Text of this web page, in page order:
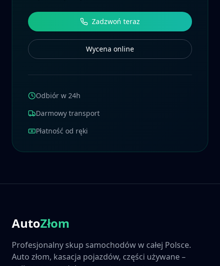
Zadzwoń teraz
Wycena online
Odbiór w 24h
Darmowy transport
Płatność od ręki
AutoZłom
Profesjonalny skup samochodów w całej Polsce.
Auto złom, kasacja pojazdów, części używane –